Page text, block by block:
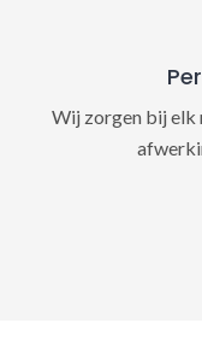
Wij zorgen bij elk